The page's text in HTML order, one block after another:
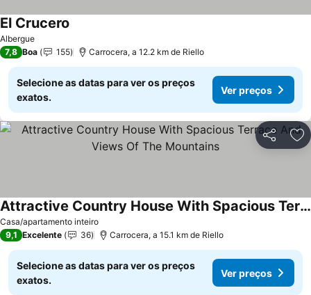
Albergue
El Crucero
7,8 Boa 155 Carrocera, a 12.2 km de Riello
Selecione as datas para ver os preços
exatos.
Ver preços
Partilhar
Casa/apartamento inteiro
Attractive Country House With Spacious Terrace And Views Of The Mountains
Ver preços
9,1 Excelente 36 Carrocera, a 15.1 km de Riello
Selecione as datas para ver os preços
exatos.
Ver preços